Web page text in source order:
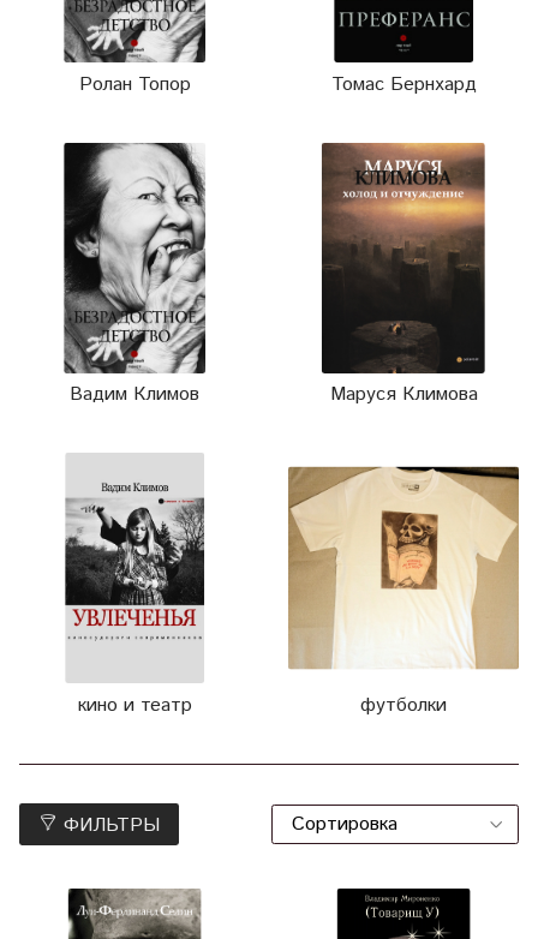
Ролан Топор Томас Бернхард
Вадим Климов Маруся Климова
кино и театр футболки
ФИЛЬТРЫ